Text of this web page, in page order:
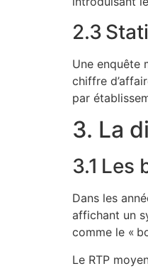
2.3
Une enquête
chiffre
par
3. La
3.1 Les
Dans les
affichant un
comme le «
Le RTP